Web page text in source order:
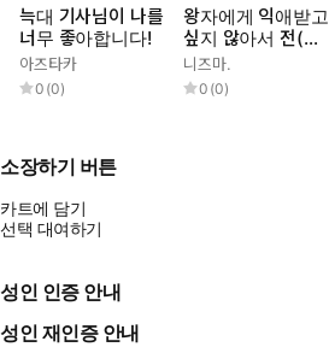
늑대 기사님이 나를
너무 좋아합니다!
아즈타카
0 (0)
왕자에게 익애받고
싶지 않아서 전(前)
프린세스지만 남장
집사가 되겠습니다!
초야편
니즈마.
0 (0)
소장하기 버튼
카트에 담기
선택 대여하기
성인 인증 안내
성인 재인증 안내